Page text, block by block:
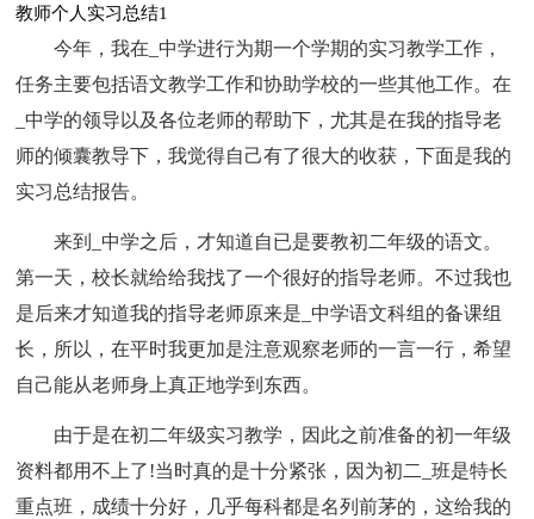
教师个人实习总结1
今年，我在_中学进行为期一个学期的实习教学工作，
任务主要包括语文教学工作和协助学校的一些其他工作。在
_中学的领导以及各位老师的帮助下，尤其是在我的指导老
师的倾囊教导下，我觉得自己有了很大的收获，下面是我的
实习总结报告。
来到_中学之后，才知道自已是要教初二年级的语文。
第一天，校长就给给我找了一个很好的指导老师。不过我也
是后来才知道我的指导老师原来是_中学语文科组的备课组
长，所以，在平时我更加是注意观察老师的一言一行，希望
自己能从老师身上真正地学到东西。
由于是在初二年级实习教学，因此之前准备的初一年级
资料都用不上了!当时真的是十分紧张，因为初二_班是特长
重点班，成绩十分好，几乎每科都是名列前茅的，这给我的